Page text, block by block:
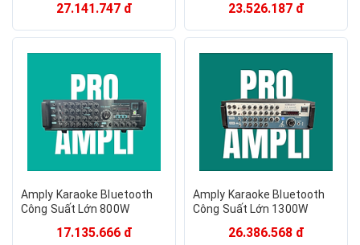
Đại(Hàng Chính Hãng)
27.141.747 đ
( Hàng chính Hãng)
23.526.187 đ
Amply Karaoke Bluetooth
Công Suất Lớn 800W
Đại(Hàng Chính Hãng)
17.135.666 đ
Amply Karaoke Bluetooth
Công Suất Lớn 1300W
Đại(Hàng Chính Hãng)
26.386.568 đ